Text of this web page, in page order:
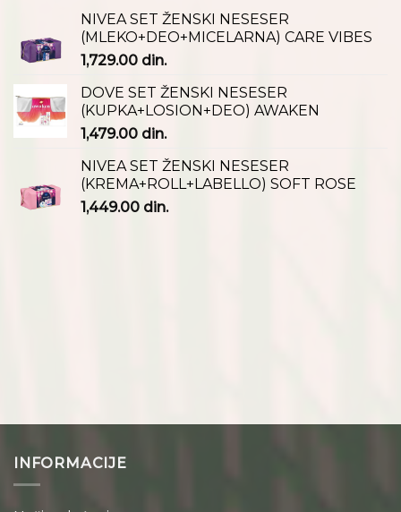
NIVEA SET ŽENSKI NESESER
(MLEKO+DEO+MICELARNA) CARE VIBES
1,729.00 din.
DOVE SET ŽENSKI NESESER
(KUPKA+LOSION+DEO) AWAKEN
1,479.00 din.
NIVEA SET ŽENSKI NESESER
(KREMA+ROLL+LABELLO) SOFT ROSE
1,449.00 din.
INFORMACIJE